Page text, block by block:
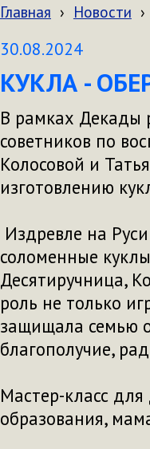
Главная › Новости ›
30.08.2024
КУКЛА -
В рамках Декады
советников по
Колосовой и
изготовлению
Издревле на
соломенные
Десятиручница,
роль не только
защищала семью
благополучие,
Мастер-класс
образования,